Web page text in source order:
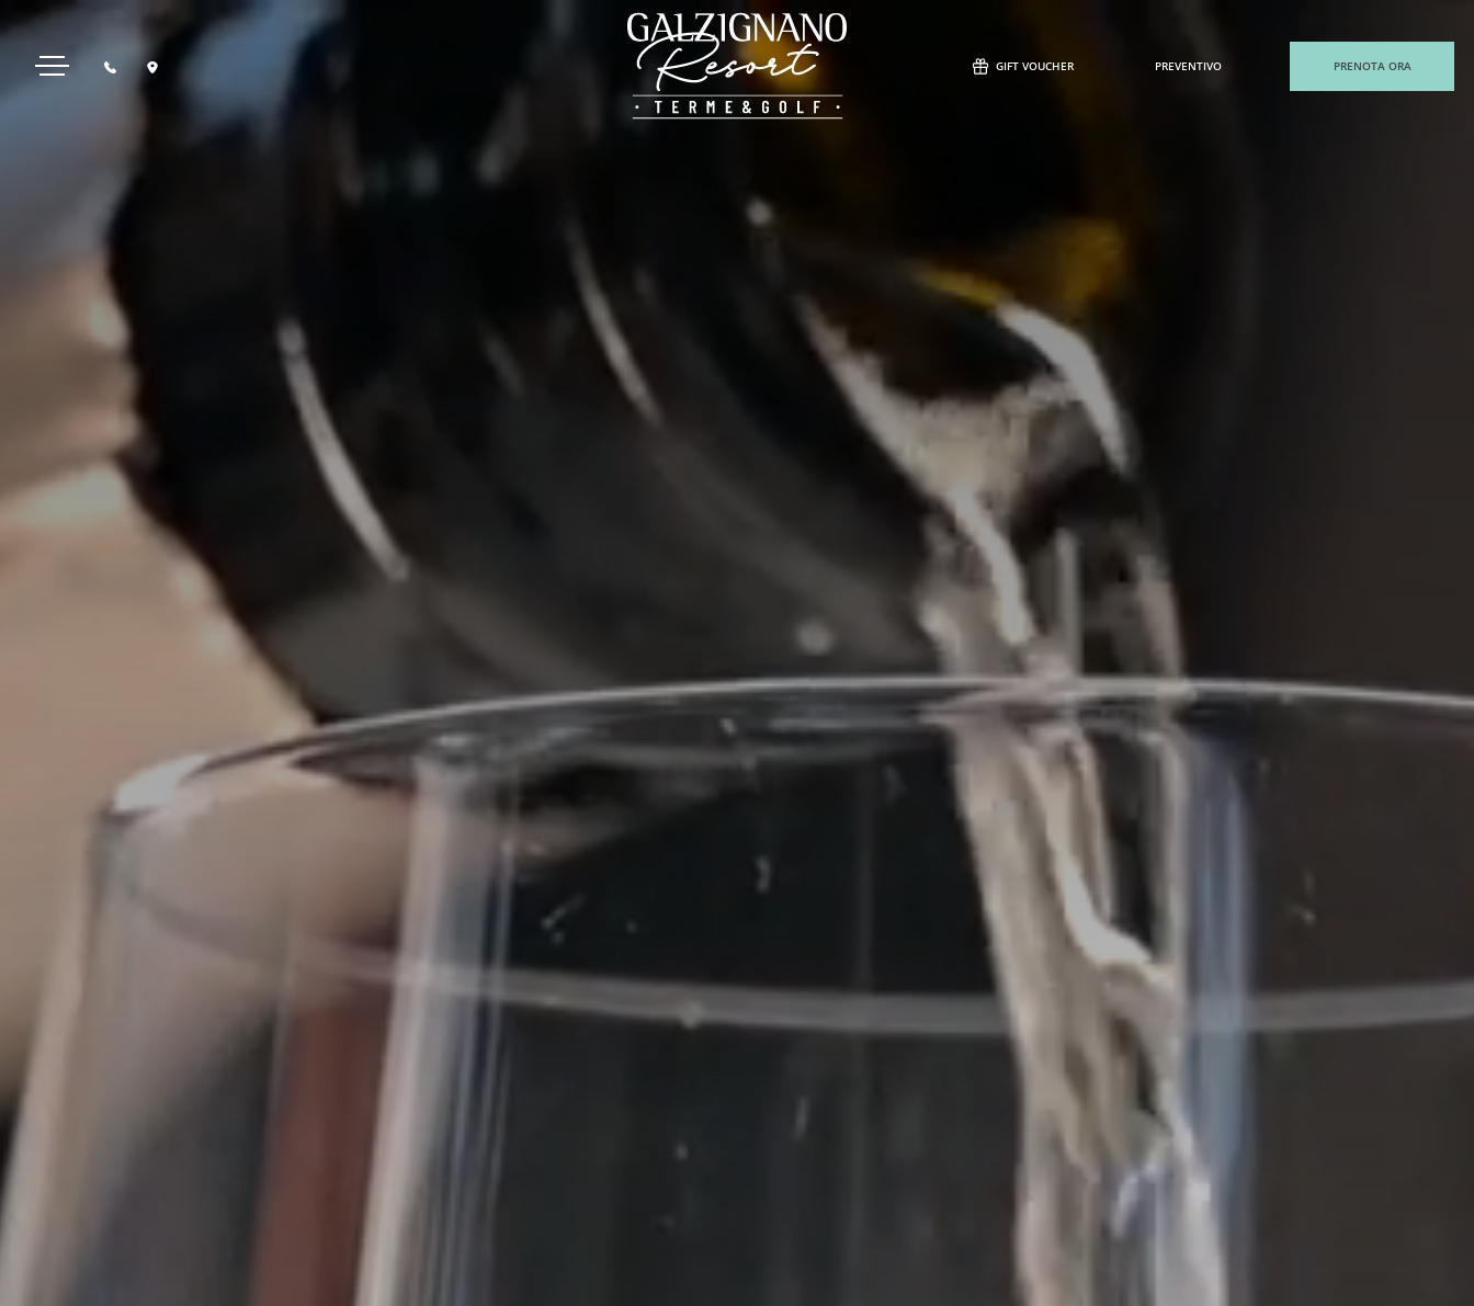
GIFT VOUCHER PREVENTIVO PRENOTA ORA